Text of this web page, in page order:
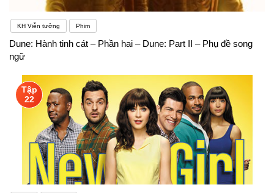
KH Viễn tưởng Phim
Dune: Hành tinh cát – Phần hai – Dune: Part II – Phụ đề song
ngữ
Tập
22